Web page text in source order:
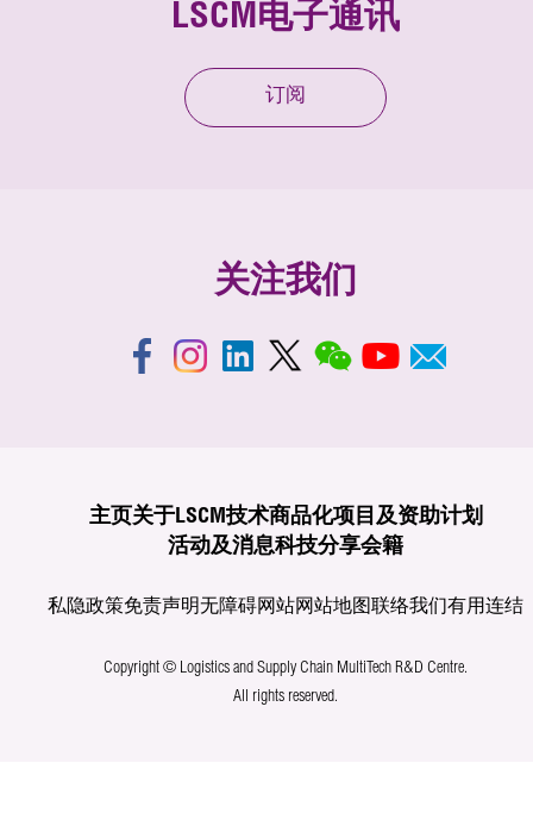
LSCM电子通讯
订阅
关注我们
主页关于LSCM技术商品化项目及资助计划
活动及消息科技分享会籍
私隐政策免责声明无障碍网站网站地图联络我们有用连结
Copyright © Logistics and Supply Chain MultiTech R&D Centre.
All rights reserved.